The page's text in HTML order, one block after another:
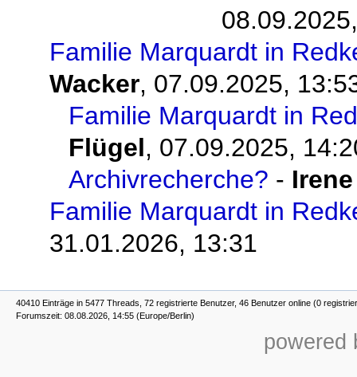
Familie Marquardt in
Wacker, 07.09.2025,
Familie Marquardt in
Flügel, 07.09.2025,
Archivrecherche? -
Familie Marquardt in
31.01.2026, 13:31
40410 Einträge in 5477 Threads, 72 registrierte Benutzer, 46 Benutzer online (0
Forumszeit: 08.08.2026, 14:55 (Europe/Berlin)
powered